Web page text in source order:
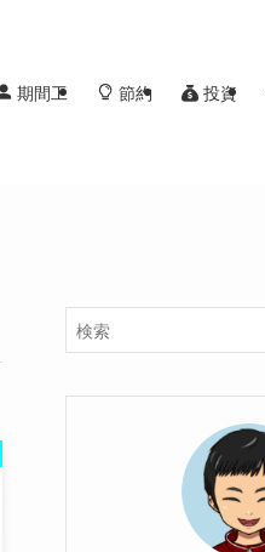
期間工 節約 投資